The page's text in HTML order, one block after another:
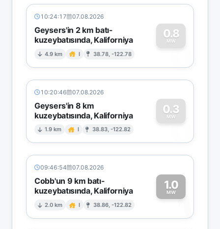
10:24:17 07.08.2026
Geysers'in 2 km batı-
kuzeybatısında, Kaliforniya
4.9 km I 38.78, -122.78
0.8
MW
0
10:20:46 07.08.2026
Geysers'in 8 km
kuzeybatısında, Kaliforniya
1.9 km I 38.83, -122.82
0.3
MW
0
09:46:54 07.08.2026
Cobb'un 9 km batı-
kuzeybatısında, Kaliforniya
2.0 km I 38.86, -122.82
1.0
MW1